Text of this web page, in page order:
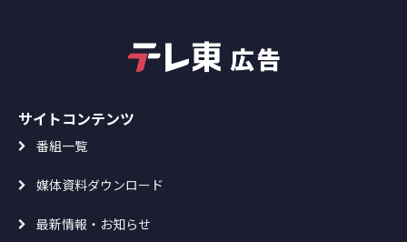
サイトコンテンツ
番組一覧
媒体資料ダウンロード
最新情報・お知らせ